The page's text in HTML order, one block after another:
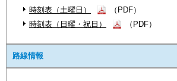
時刻表（土曜日）
（PDF）
時刻表（日曜・祝日）
（PDF）
路線情報